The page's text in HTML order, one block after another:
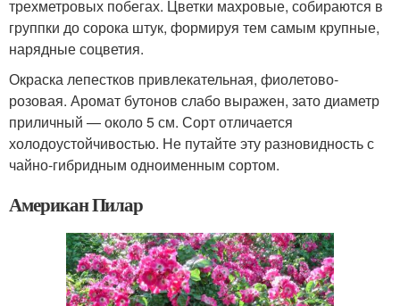
трехметровых побегах. Цветки махровые, собираются в
группки до сорока штук, формируя тем самым крупные,
нарядные соцветия.
Окраска лепестков привлекательная, фиолетово-
розовая. Аромат бутонов слабо выражен, зато диаметр
приличный — около 5 см. Сорт отличается
холодоустойчивостью. Не путайте эту разновидность с
чайно-гибридным одноименным сортом.
Американ Пилар